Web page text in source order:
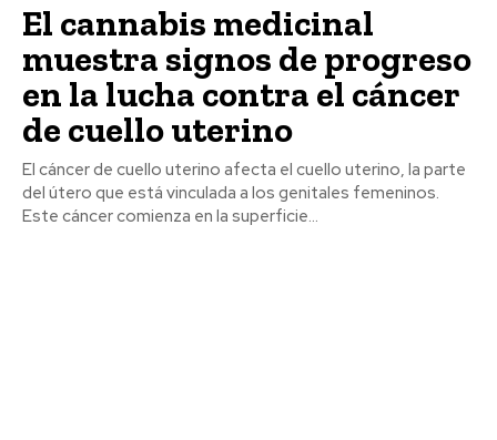
El cannabis medicinal
muestra signos de progreso
en la lucha contra el cáncer
de cuello uterino
El cáncer de cuello uterino afecta el cuello uterino, la parte
del útero que está vinculada a los genitales femeninos.
Este cáncer comienza en la superficie...